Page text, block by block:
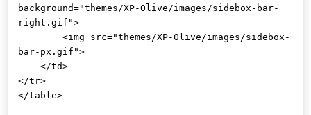
background="themes/XP-Olive/images/sidebox-bar-
right.gif">
<img src="themes/XP-Olive/images/sidebox-
bar-px.gif">
</td>
</tr>
</table>